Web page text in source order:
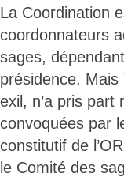
La Coordination
coordonnateurs
sages,
présidence. Mais
exil, n’a pris part
convoquées par
constitutif de
le Comité des